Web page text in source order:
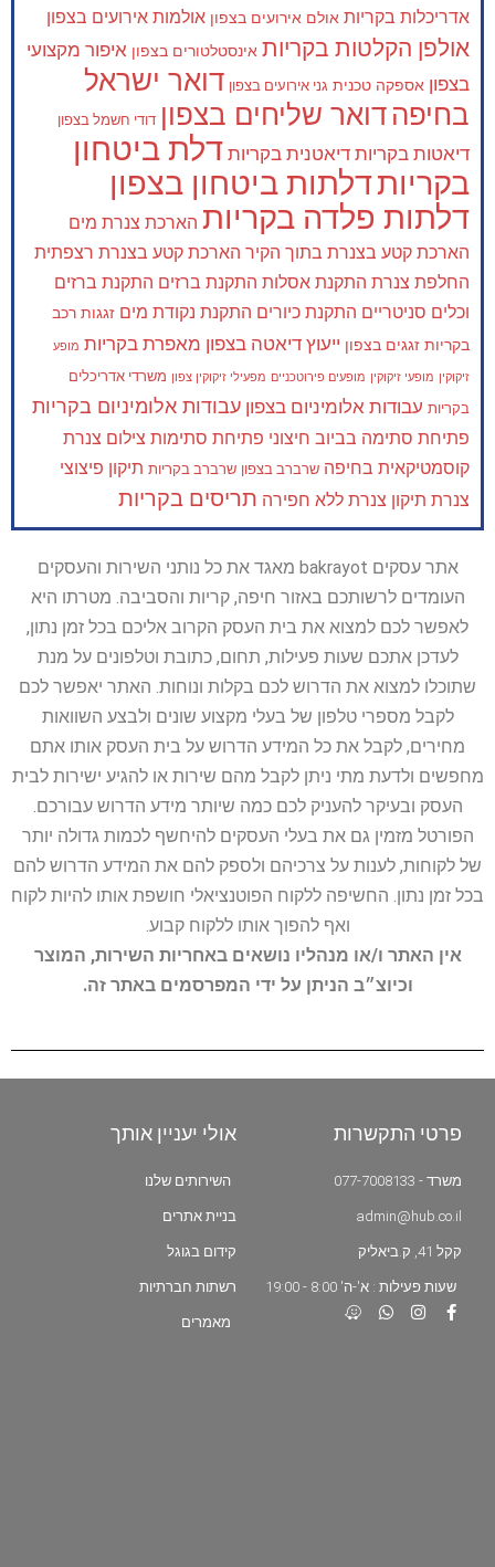
אדריכלות בקריות אולם אירועים בצפון אולמות אירועים בצפון
אולפן הקלטות בקריות אינסטלטורים בצפון איפור מקצועי
בצפון אספקה טכנית גני אירועים בצפון דואר ישראל
בחיפה דואר שליחים בצפון דודי חשמל בצפון
דיאטות בקריות דיאטנית בקריות דלת ביטחון
בקריותדלתות ביטחון בצפון
דלתות פלדה בקריות הארכת צנרת מים
הארכת קטע בצנרת בתוך הקיר הארכת קטע בצנרת רצפתית
החלפת צנרת התקנת אסלות התקנת ברזים התקנת ברזים
וכלים סניטריים התקנת כיורים התקנת נקודת מים זגגות רכב
בקריות זגגים בצפון ייעוץ דיאטה בצפון מאפרת בקריות מופע
זיקוקין מופעי זיקוקין מופעים פירוטכניים מפעילי זיקוקין צפון משרדי אדריכלים
בקריות עבודות אלומיניום בצפון עבודות אלומיניום בקריות
פתיחת סתימה בביוב חיצוני פתיחת סתימות צילום צנרת
קוסמטיקאית בחיפה שרברב בצפון שרברב בקריות תיקון פיצוצי
צנרת תיקון צנרת ללא חפירה תריסים בקריות
אתר עסקים bakrayot מאגד את כל נותני השירות והעסקים
העומדים לרשותכם באזור חיפה, קריות והסביבה. מטרתו היא
לאפשר לכם למצוא את בית העסק הקרוב אליכם בכל זמן נתון,
לעדכן אתכם שעות פעילות, תחום, כתובת וטלפונים על מנת
שתוכלו למצוא את הדרוש לכם בקלות ונוחות. האתר יאפשר לכם
לקבל מספרי טלפון של בעלי מקצוע שונים ולבצע השוואות
מחירים, לקבל את כל המידע הדרוש על בית העסק אותו אתם
מחפשים ולדעת מתי ניתן לקבל מהם שירות או להגיע ישירות לבית
העסק ובעיקר להעניק לכם כמה שיותר מידע הדרוש עבורכם.
הפורטל מזמין גם את בעלי העסקים להיחשף לכמות גדולה יותר
של לקוחות, לענות על צרכיהם ולספק להם את המידע הדרוש להם
בכל זמן נתון. החשיפה ללקוח הפוטנציאלי חושפת אותו להיות לקוח
ואף להפוך אותו ללקוח קבוע.
אין האתר ו/או מנהליו נושאים באחריות השירות, המוצר
וכיוצ״ב הניתן על ידי המפרסמים באתר זה.
פרטי התקשרות
משרד - 077-7008133
admin@hub.co.il
קקל 41, ק.ביאליק
שעות פעילות : א'-ה' 8:00 - 19:00
אולי יעניין אותך
השירותים שלנו
בניית אתרים
קידום בגוגל
רשתות חברתיות
מאמרים